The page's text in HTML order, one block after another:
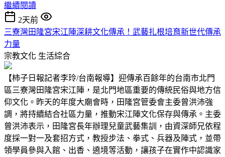
繼續閱讀
2天前
三寮灣田隆宮宋江陣深耕文化傳承！武藝扎根培育新世代傳承
力量
宗教文化 生活綜合
【柿子日報記者李玲/台南報導】迎傳承百餘年的台南市北門
區三寮灣田隆宮宋江陣，是北門地區重要的傳統民俗與地方信
仰文化。昨天的年度大廟會時，田隆宮管委會主委曾洪沛強
調，將持續結合社區力量，推動宋江陣文化保存與傳承。主委
曾洪沛表示，田隆宮長年辦理兒童武藝集訓，由資深師兄依程
度採一對一及套招方式，教授步法、拳式、兵器及陣式，並帶
領學員參與入館、出香、遶境等活動，讓孩子在實作中認識家